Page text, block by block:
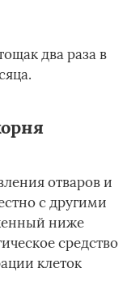
два раза в
отваров и
с другими
ниже
средство
клеток